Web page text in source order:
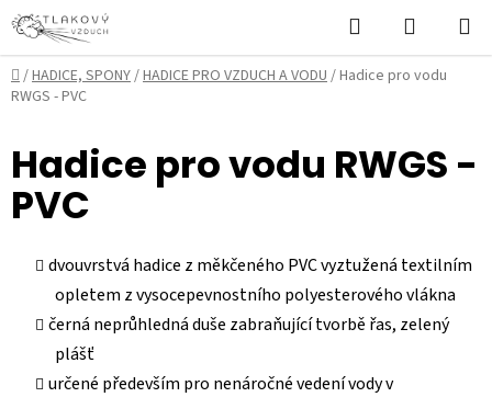
Přejít
na
obsah
Hledat
KOŠÍK
Domů
/HADICE, SPONY/HADICE PRO VZDUCH A VODU/Hadice pro vodu
RWGS - PVC
Hadice pro vodu RWGS -
PVC
dvouvrstvá hadice z měkčeného PVC vyztužená textilním
opletem z vysocepevnostního polyesterového vlákna
černá neprůhledná duše zabraňující tvorbě řas, zelený
plášť
určené především pro nenáročné vedení vody v